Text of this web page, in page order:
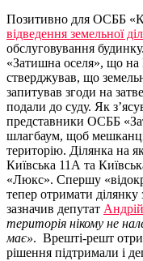
Позитивно для ОСББ
відведення земельної
обслуговування
«Затишна оселя», що на
стверджував, що
запитував згоди на
подали до суду. Як
представники ОСББ
шлагбаум, щоб
територію. Ділянка на
Київська 11А та
«Люкс». Спершу
тепер отримати
зазначив депутат
територія нікому не
має». Врешті-решт
рішення підтримали і